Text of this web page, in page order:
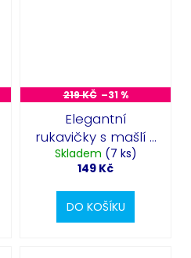
219 KČ –31 %
Elegantní
rukavičky s mašlí -
červené
Skladem (7 ks)
149 Kč
DO KOŠÍKU